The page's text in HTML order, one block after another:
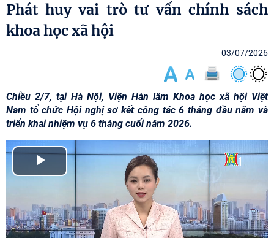
Phát huy vai trò tư vấn chính sách
khoa học xã hội
03/07/2026
Chiều 2/7, tại Hà Nội, Viện Hàn lâm Khoa học xã hội Việt
Nam tổ chức Hội nghị sơ kết công tác 6 tháng đầu năm và
triển khai nhiệm vụ 6 tháng cuối năm 2026.
P
a